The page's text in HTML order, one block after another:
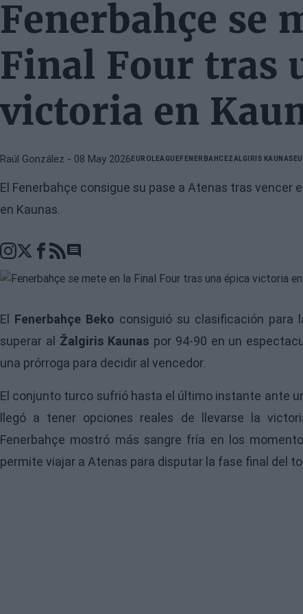
Fenerbahçe se
Final Four tras
victoria en
Raúl González - 08 May 2026EUROLEAGUEFENERBAHCEZALGIRIS KAUNAS
El Fenerbahçe consigue su pase a Atenas tras
en Kaunas.
Go to comments section
El Fenerbahçe Beko consiguió su clasificación para
superar al Žalgiris Kaunas por 94-90 en un
una prórroga para decidir al vencedor.
El conjunto turco sufrió hasta el último instante ante
llegó a tener opciones reales de llevarse la
Fenerbahçe mostró más sangre fría en los
permite viajar a Atenas para disputar la fase final del